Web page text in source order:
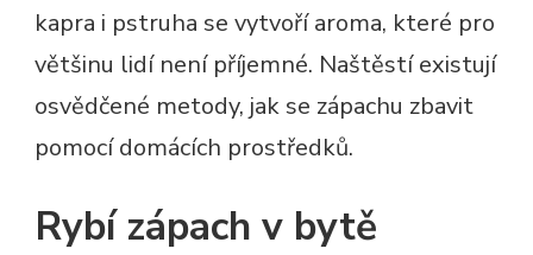
kapra i pstruha se vytvoří aroma, které pro
většinu lidí není příjemné. Naštěstí existují
osvědčené metody, jak se zápachu zbavit
pomocí domácích prostředků.
Rybí zápach v bytě